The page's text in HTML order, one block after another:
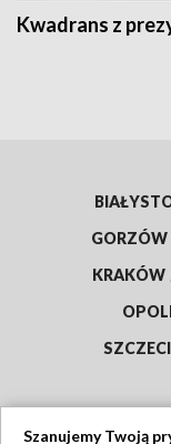
Kwadrans z
GORZÓW
KRAKÓW
Szanujemy Twoją